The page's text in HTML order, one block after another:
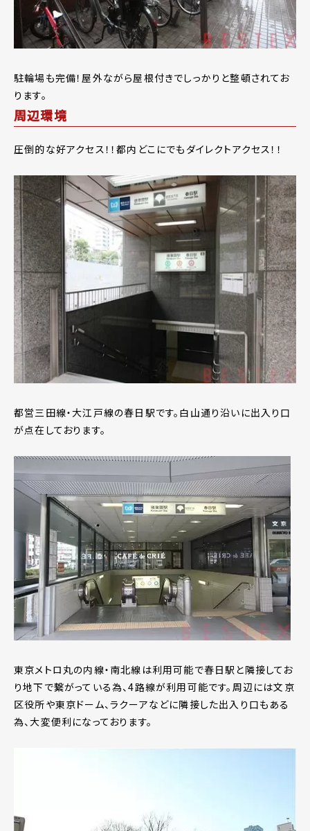
駐輪場も完備！屋外ながら屋根付きでしっかりと整頓されてお
ります。
周辺環境
圧倒的な好アクセス！！都内どこにでもダイレクトアクセス！！
都営三田線・大江戸線の春日駅です。白山通り沿いに出入り口
が点在しております。
東京メトロ丸の内線・南北線は利用可能で春日駅と隣接してお
り地下で繋がっている為、4路線が利用可能です。周辺には文京
区役所や東京ドーム、ラクーアなどに隣接した出入り口もある
為、大変便利になっております。